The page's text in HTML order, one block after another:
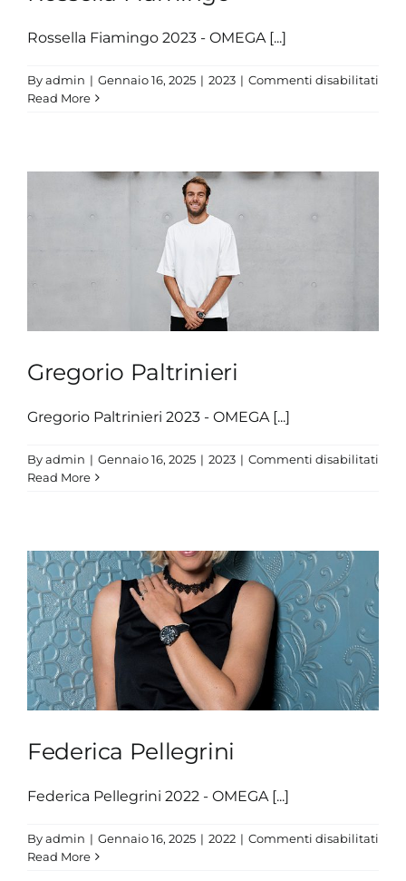
Rossella Fiamingo 2023 - OMEGA [...]
Byadmin | Gennaio 16, 2025 | 2023 | Commenti disabilitati
Read More
Gregorio Paltrinieri
Gregorio Paltrinieri 2023 - OMEGA [...]
Byadmin | Gennaio 16, 2025 | 2023 | Commenti disabilitati
Read More
Federica Pellegrini
Federica Pellegrini 2022 - OMEGA [...]
Byadmin | Gennaio 16, 2025 | 2022 | Commenti disabilitati
Read More